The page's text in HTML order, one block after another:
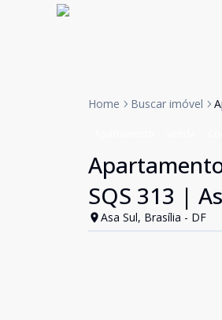
Home Buscar imóvel
SQS 313 |
Asa Sul, Brasília - DF